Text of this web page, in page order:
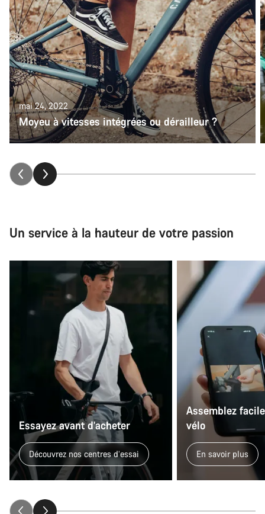
mai 24, 2022
Moyeu à vitesses intégrées ou dérailleur ?
Un service à la hauteur de votre passion
Essayez avant d’acheter
Découvrez nos centres d’essai
Assemblez
vélo
En savoir plus